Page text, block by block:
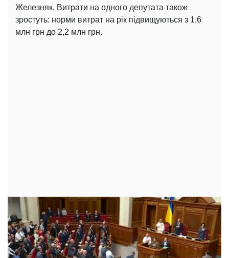
Железняк. Витрати на одного депутата також
зростуть: норми витрат на рік підвищуються з 1,6
млн грн до 2,2 млн грн.